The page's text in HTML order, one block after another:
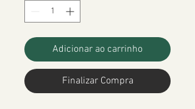
Adicionar ao carrinho
Finalizar Compra